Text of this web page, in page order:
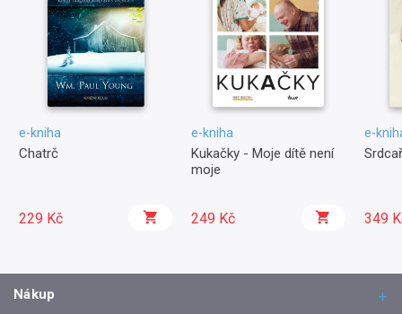
e-kniha
Chatrč
229 Kč
e-kniha
Kukačky - Moje dítě není
moje
249 Kč
e-
349
Nákup